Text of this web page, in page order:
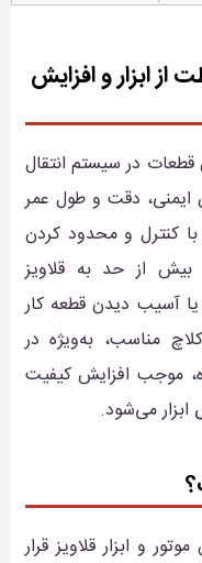
از ابزار و افزایش
قطعات در سیستم انتقال
دقت و طول عمر
با کنترل و محدود کردن
بیش از حد به قلاویز
یا آسیب دیدن قطعه کار
مناسب، به‌ویژه در
موجب افزایش کیفیت
می‌شود.
و ابزار قلاویز قرار